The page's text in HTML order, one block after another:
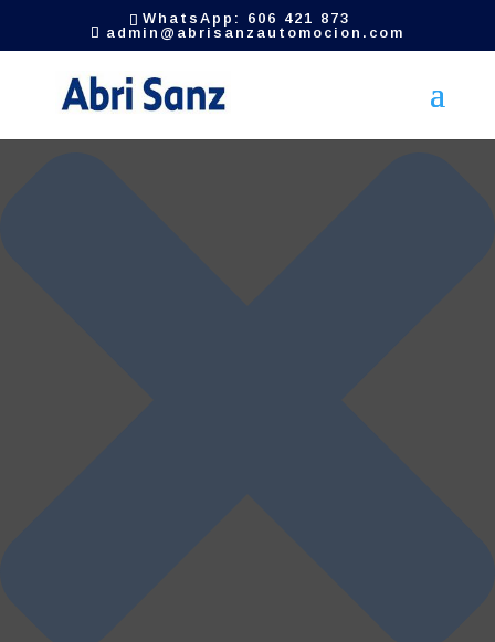
Gestionar el consentimiento de las cookies
WhatsApp: 606 421 873
admin@abrisanzautomocion.com